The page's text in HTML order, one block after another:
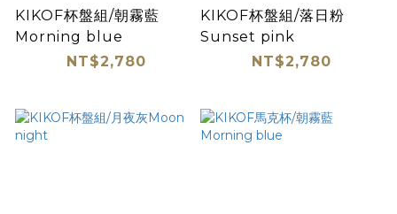
KIKOF杯盤組/朝霧藍
Morning blue
NT$2,780
KIKOF杯盤組/落日粉
Sunset pink
NT$2,780